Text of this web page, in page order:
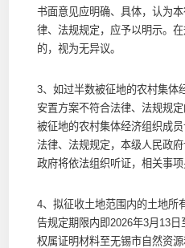
书面意见应明确、具体，认为
律、法规规定，应予以明示。
的，视为无异议。
3、如过半数被征地的农村集体
安置方案不符合法律、法规规
被征地的农村集体经济组织成
法律、法规规定，本级人民政
政府将依法组织听证，相关事项
4、拟征收土地范围内的土地所
告规定期限内即2026年3月13
权属证明材料至无锡市自然资